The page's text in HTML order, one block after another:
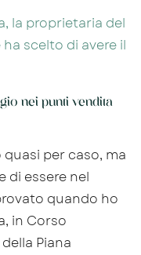
nei punti vendita
per caso, ma
di essere nel
quando ho
in Corso
Piana